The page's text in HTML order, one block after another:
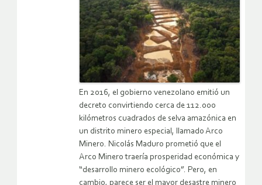
En 2016, el gobierno venezolano emitió un
decreto convirtiendo cerca de 112.000
kilómetros cuadrados de selva amazónica en
un distrito minero especial, llamado Arco
Minero. Nicolás Maduro prometió que el
Arco Minero traería prosperidad económica y
“desarrollo minero ecológico”. Pero, en
cambio, parece ser el mayor desastre minero